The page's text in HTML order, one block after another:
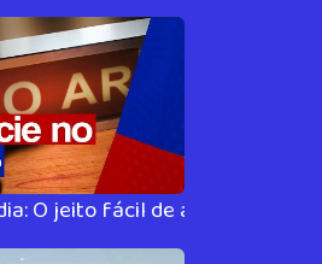
O jeito fácil de anunciar no